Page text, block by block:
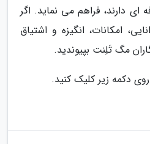
ای دارند، فراهم می نماید. اگر
امکانات، انگیزه و اشتیاق
مگ تَلِنت بپیوندید.
دکمه زیر کلیک کنید.